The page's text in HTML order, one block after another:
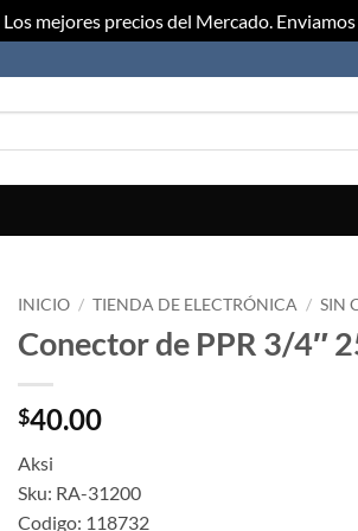
Los mejores precios del Mercado.
INICIO / TIENDA DE ELECTRÓNICA / SIN
Conector de PPR 3/4″
$40.00
Aksi
Sku: RA-31200
Codigo: 118732